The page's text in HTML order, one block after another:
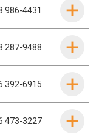
986-4431
287-9488
392-6915
473-3227